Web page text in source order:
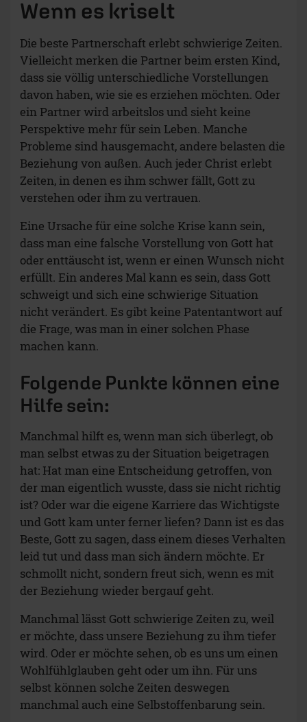
Wenn es kriselt
Die beste Partnerschaft erlebt schwierige Zeiten.
Vielleicht merken die Partner beim ersten Kind,
dass sie völlig unterschiedliche Vorstellungen
davon haben, wie sie es erziehen möchten. Oder
ein Partner wird arbeitslos und sieht keine
Perspektive mehr für sein Leben. Manche
Probleme sind hausgemacht, andere belasten die
Beziehung von außen. Auch jeder Christ erlebt
Zeiten, in denen es ihm schwer fällt, Gott zu
verstehen oder ihm zu vertrauen.
Eine Ursache für eine solche Krise kann sein,
dass man eine falsche Vorstellung von Gott hat
oder enttäuscht ist, wenn er einen Wunsch nicht
erfüllt. Ein anderes Mal kann es sein, dass Gott
schweigt und sich eine schwierige Situation
nicht verändert. Es gibt keine Patentantwort auf
die Frage, was man in einer solchen Phase
machen kann.
Folgende Punkte können eine
Hilfe sein:
Manchmal hilft es, wenn man sich überlegt, ob
man selbst etwas zu der Situation beigetragen
hat: Hat man eine Entscheidung getroffen, von
der man eigentlich wusste, dass sie nicht richtig
ist? Oder war die eigene Karriere das Wichtigste
und Gott kam unter ferner liefen? Dann ist es das
Beste, Gott zu sagen, dass einem dieses Verhalten
leid tut und dass man sich ändern möchte. Er
schmollt nicht, sondern freut sich, wenn es mit
der Beziehung wieder bergauf geht.
Manchmal lässt Gott schwierige Zeiten zu, weil
er möchte, dass unsere Beziehung zu ihm tiefer
wird. Oder er möchte sehen, ob es uns um einen
Wohlfühlglauben geht oder um ihn. Für uns
selbst können solche Zeiten deswegen
manchmal auch eine Selbstoffenbarung sein.